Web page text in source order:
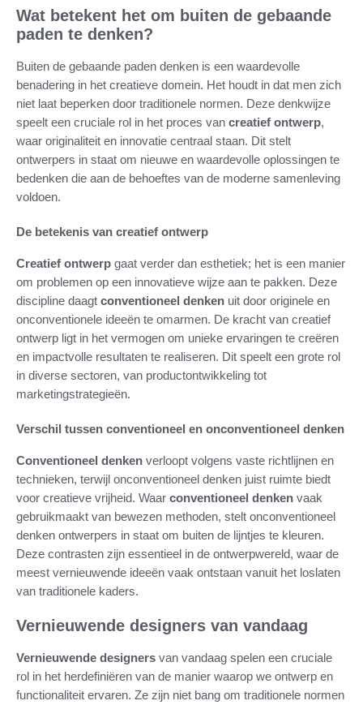
Wat betekent het om buiten de gebaande
paden te denken?
Buiten de gebaande paden denken is een waardevolle
benadering in het creatieve domein. Het houdt in dat men zich
niet laat beperken door traditionele normen. Deze denkwijze
speelt een cruciale rol in het proces van creatief ontwerp,
waar originaliteit en innovatie centraal staan. Dit stelt
ontwerpers in staat om nieuwe en waardevolle oplossingen te
bedenken die aan de behoeftes van de moderne samenleving
voldoen.
De betekenis van creatief ontwerp
Creatief ontwerp gaat verder dan esthetiek; het is een manier
om problemen op een innovatieve wijze aan te pakken. Deze
discipline daagt conventioneel denken uit door originele en
onconventionele ideeën te omarmen. De kracht van creatief
ontwerp ligt in het vermogen om unieke ervaringen te creëren
en impactvolle resultaten te realiseren. Dit speelt een grote rol
in diverse sectoren, van productontwikkeling tot
marketingstrategieën.
Verschil tussen conventioneel en onconventioneel denken
Conventioneel denken verloopt volgens vaste richtlijnen en
technieken, terwijl onconventioneel denken juist ruimte biedt
voor creatieve vrijheid. Waar conventioneel denken vaak
gebruikmaakt van bewezen methoden, stelt onconventioneel
denken ontwerpers in staat om buiten de lijntjes te kleuren.
Deze contrasten zijn essentieel in de ontwerpwereld, waar de
meest vernieuwende ideeën vaak ontstaan vanuit het loslaten
van traditionele kaders.
Vernieuwende designers van vandaag
Vernieuwende designers van vandaag spelen een cruciale
rol in het herdefiniëren van de manier waarop we ontwerp en
functionaliteit ervaren. Ze zijn niet bang om traditionele normen